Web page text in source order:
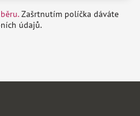
Zašrtnutím políčka dáváte
osobních údajů.